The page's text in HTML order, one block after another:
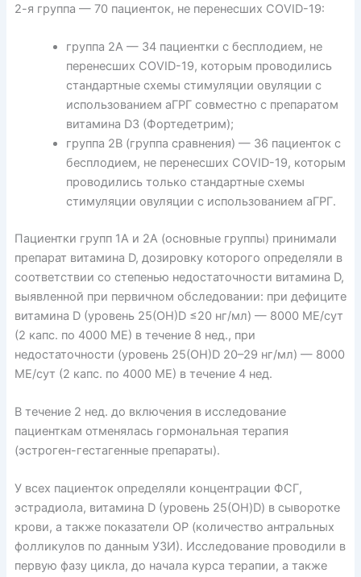
2-я группа — 70 пациенток, не перенесших COVID-19:
группа 2А — 34 пациентки с бесплодием, не
перенесших COVID-19, которым проводились
стандартные схемы стимуляции овуляции с
использованием аГРГ совместно с препаратом
витамина D3 (Фортедетрим);
группа 2В (группа сравнения) — 36 пациенток с
бесплодием, не перенесших COVID-19, которым
проводились только стандартные схемы
стимуляции овуляции с использованием аГРГ.
Пациентки групп 1А и 2А (основные группы) принимали
препарат витамина D, дозировку которого определяли в
соответствии со степенью недостаточности витамина D,
выявленной при первичном обследовании: при дефиците
витамина D (уровень 25(ОН)D ≤20 нг/мл) — 8000 МЕ/сут
(2 капс. по 4000 МЕ) в течение 8 нед., при
недостаточности (уровень 25(ОН)D 20–29 нг/мл) — 8000
МЕ/сут (2 капс. по 4000 МЕ) в течение 4 нед.
В течение 2 нед. до включения в исследование
пациенткам отменялась гормональная терапия
(эстроген-гестагенные препараты).
У всех пациенток определяли концентрации ФСГ,
эстрадиола, витамина D (уровень 25(OH)D) в сыворотке
крови, а также показатели ОР (количество антральных
фолликулов по данным УЗИ). Исследование проводили в
первую фазу цикла, до начала курса терапии, а также